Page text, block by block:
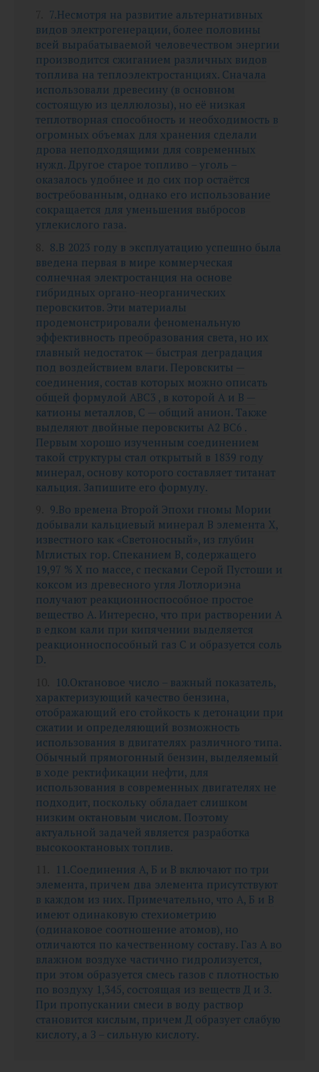
7.Несмотря на развитие альтернативных
видов электрогенерации, более половины
всей вырабатываемой человечеством энергии
производится сжиганием различных видов
топлива на теплоэлектростанциях. Сначала
использовали древесину (в основном
состоящую из целлюлозы), но её низкая
теплотворная способность и необходимость в
огромных объемах для хранения сделали
дрова неподходящими для современных
нужд. Другое старое топливо – уголь –
оказалось удобнее и до сих пор остаётся
востребованным, однако его использование
сокращается для уменьшения выбросов
углекислого газа.
8.В 2023 году в эксплуатацию успешно была
введена первая в мире коммерческая
солнечная электростанция на основе
гибридных органо-неорганических
перовскитов. Эти материалы
продемонстрировали феноменальную
эффективность преобразования света, но их
главный недостаток — быстрая деградация
под воздействием влаги. Перовскиты —
соединения, состав которых можно описать
общей формулой ABC3 , в которой A и B —
катионы металлов, C — общий анион. Также
выделяют двойные перовскиты A2 BC6 .
Первым хорошо изученным соединением
такой структуры стал открытый в 1839 году
минерал, основу которого составляет титанат
кальция. Запишите его формулу.
9.Во времена Второй Эпохи гномы Мории
добывали кальциевый минерал B элемента X,
известного как «Светоносный», из глубин
Мглистых гор. Спеканием B, содержащего
19,97 % Х по массе, с песками Серой Пустоши и
коксом из древесного угля Лотлориэна
получают реакционноспособное простое
вещество A. Интересно, что при растворении A
в едком кали при кипячении выделяется
реакционноспособный газ C и образуется соль
D.
10.Октановое число – важный показатель,
характеризующий качество бензина,
отображающий его стойкость к детонации при
сжатии и определяющий возможность
использования в двигателях различного типа.
Обычный прямогонный бензин, выделяемый
в ходе ректификации нефти, для
использования в современных двигателях не
подходит, поскольку обладает слишком
низким октановым числом. Поэтому
актуальной задачей является разработка
высокооктановых топлив.
11.Соединения А, Б и В включают по три
элемента, причем два элемента присутствуют
в каждом из них. Примечательно, что А, Б и В
имеют одинаковую стехиометрию
(одинаковое соотношение атомов), но
отличаются по качественному составу. Газ А во
влажном воздухе частично гидролизуется,
при этом образуется смесь газов с плотностью
по воздуху 1,345, состоящая из веществ Д и З.
При пропускании смеси в воду раствор
становится кислым, причем Д образует слабую
кислоту, а З – сильную кислоту.